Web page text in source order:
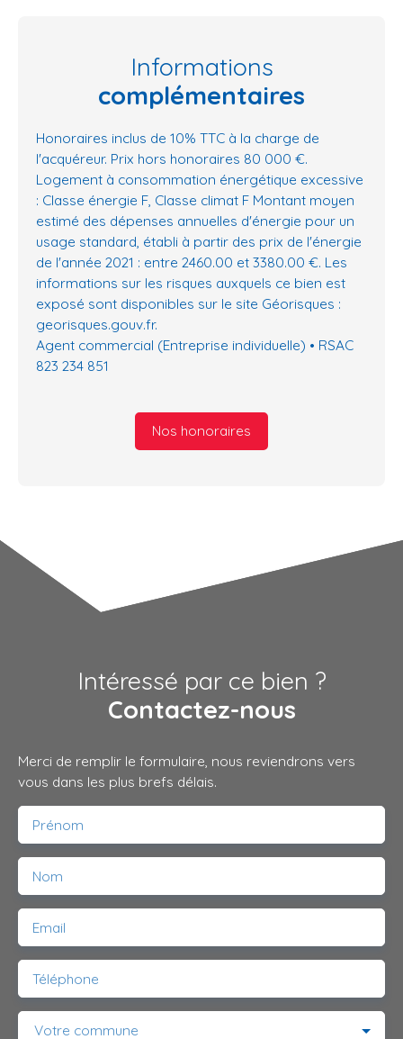
Informations
complémentaires
Honoraires inclus de 10% TTC à la charge de
l'acquéreur. Prix hors honoraires 80 000 €.
Logement à consommation énergétique excessive
: Classe énergie F, Classe climat F Montant moyen
estimé des dépenses annuelles d'énergie pour un
usage standard, établi à partir des prix de l'énergie
de l'année 2021 : entre 2460.00 et 3380.00 €. Les
informations sur les risques auxquels ce bien est
exposé sont disponibles sur le site Géorisques :
georisques.gouv.fr.
Agent commercial (Entreprise individuelle) • RSAC
823 234 851
Nos honoraires
Intéressé par ce bien ?
Contactez-nous
Merci de remplir le formulaire, nous reviendrons vers
vous dans les plus brefs délais.
Prénom
Nom
Email
Téléphone
Votre commune